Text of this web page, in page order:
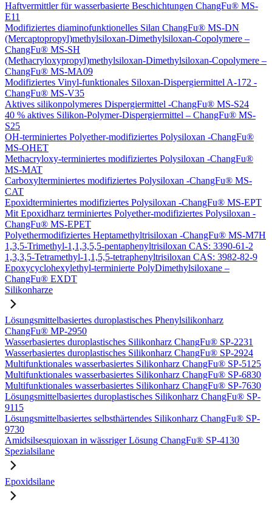
Haftvermittler für wasserbasierte Beschichtungen ChangFu® MS-
E11
Modifiziertes diaminofunktionelles Silan ChangFu® MS-DN
(Mercaptopropyl)methylsiloxan-Dimethylsiloxan-Copolymere –
ChangFu® MS-SH
(Methacryloxypropyl)methylsiloxan-Dimethylsiloxan-Copolymere –
ChangFu® MS-MA09
Modifiziertes Vinyl-funktionales Siloxan-Dispergiermittel A-172 -
ChangFu® MS-V35
Aktives silikonpolymeres Dispergiermittel -ChangFu® MS-S24
40 % aktives Silikon-Polymer-Dispergiermittel – ChangFu® MS-
S25
OH-terminiertes Polyether-modifiziertes Polysiloxan -ChangFu®
MS-OHET
Methacryloxy-terminiertes modifiziertes Polysiloxan -ChangFu®
MS-MAT
Carboxylterminiertes modifiziertes Polysiloxan -ChangFu® MS-
CAT
Epoxidterminiertes modifiziertes Polysiloxan -ChangFu® MS-EPT
Mit Epoxidharz terminiertes Polyether-modifiziertes Polysiloxan -
ChangFu® MS-EPET
Polyethermodifiziertes Heptamethyltrisiloxan -ChangFu® MS-M7H
1,3,5-Trimethyl-1,1,3,5,5-pentaphenyltrisiloxan CAS: 3390-61-2
1,3,3,5-Tetramethyl-1,1,5,5-tetraphenyltrisiloxan CAS: 3982-82-9
Epoxycyclohexylethyl-terminierte PolyDimethylsiloxane –
ChangFu® EXDT
Silikonharze
Lösungsmittelbasiertes duroplastisches Phenylsilikonharz
ChangFu® MP-2950
Wasserbasiertes duroplastisches Silikonharz ChangFu® SP-2231
Wasserbasiertes duroplastisches Silikonharz ChangFu® SP-2924
Multifunktionales wasserbasiertes Silikonharz ChangFu® SP-5125
Multifunktionales wasserbasiertes Silikonharz ChangFu® SP-6830
Multifunktionales wasserbasiertes Silikonharz ChangFu® SP-7630
Lösungsmittelbasiertes duroplastisches Silikonharz ChangFu® SP-
9115
Lösungsmittelbasiertes selbsthärtendes Silikonharz ChangFu® SP-
9730
Amidsilsesquioxan in wässriger Lösung ChangFu® SP-4130
Spezialsilane
Epoxidsilane